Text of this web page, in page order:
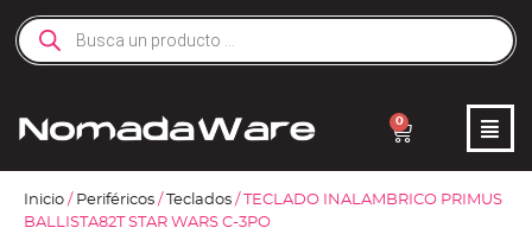
0
Inicio / Periféricos / Teclados / TECLADO INALAMBRICO PRIMUS
BALLISTA82T STAR WARS C-3PO